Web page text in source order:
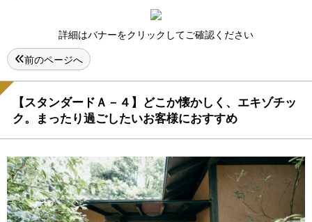
詳細はバナーをクリックしてご確認ください
前のページへ
【スタンダードＡ－４】どこか懐かしく、エキゾチッ
ク。まったり過ごしたいお客様におすすめ